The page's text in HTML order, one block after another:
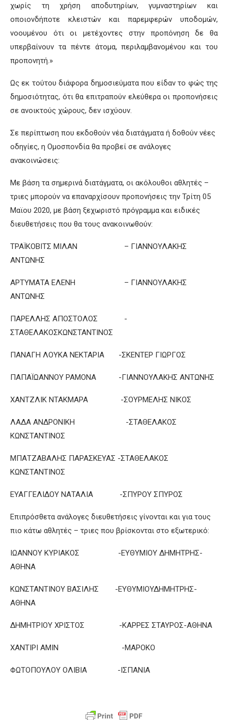
χωρίς τη χρήση αποδυτηρίων, γυμναστηρίων και
οποιονδήποτε κλειστών και παρεμφερών υποδομών,
νοουμένου ότι οι μετέχοντες στην προπόνηση δε θα
υπερβαίνουν τα πέντε άτομα, περιλαμβανομένου και του
προπονητή.»
Ως εκ τούτου διάφορα δημοσιεύματα που είδαν το φώς της
δημοσιότητας, ότι θα επιτραπούν ελεύθερα οι προπονήσεις
σε ανοικτούς χώρους, δεν ισχύουν.
Σε περίπτωση που εκδοθούν νέα διατάγματα ή δοθούν νέες
οδηγίες, η Ομοσπονδία θα προβεί σε ανάλογες
ανακοινώσεις:
Με βάση τα σημερινά διατάγματα, οι ακόλουθοι αθλητές –
τριες μπορούν να επαναρχίσουν προπονήσεις την Τρίτη 05
Μαϊου 2020, με βάση ξεχωριστό πρόγραμμα και ειδικές
διευθετήσεις που θα τους ανακοινωθούν:
ΤΡΑΪΚΟΒΙΤΣ ΜΙΛΑΝ – ΓΙΑΝΝΟΥΛΑΚΗΣ
ΑΝΤΩΝΗΣ
ΑΡΤΥΜΑΤΑ ΕΛΕΝΗ – ΓΙΑΝΝΟΥΛΑΚΗΣ
ΑΝΤΩΝΗΣ
ΠΑΡΕΛΛΗΣ ΑΠΟΣΤΟΛΟΣ -
ΣΤΑΘΕΛΑΚΟΣΚΩΝΣΤΑΝΤΙΝΟΣ
ΠΑΝΑΓΗ ΛΟΥΚΑ ΝΕΚΤΑΡΙΑ -ΣΚΕΝΤΕΡ ΓΙΩΡΓΟΣ
ΠΑΠΑΪΩΑΝΝΟΥ ΡΑΜΟΝΑ -ΓΙΑΝΝΟΥΛΑΚΗΣ ΑΝΤΩΝΗΣ
ΧΑΝΤΖΛΙΚ ΝΤΑΚΜΑΡΑ -ΣΟΥΡΜΕΛΗΣ ΝΙΚΟΣ
ΛΑΔΑ ΑΝΔΡΟΝΙΚΗ -ΣΤΑΘΕΛΑΚΟΣ
ΚΩΝΣΤΑΝΤΙΝΟΣ
ΜΠΑΤΖΑΒΑΛΗΣ ΠΑΡΑΣΚΕΥΑΣ -ΣΤΑΘΕΛΑΚΟΣ
ΚΩΝΣΤΑΝΤΙΝΟΣ
ΕΥΑΓΓΕΛΙΔΟΥ ΝΑΤΑΛΙΑ -ΣΠΥΡΟΥ ΣΠΥΡΟΣ
Επιπρόσθετα ανάλογες διευθετήσεις γίνονται και για τους
πιο κάτω αθλητές – τριες που βρίσκονται στο εξωτερικό:
ΙΩΑΝΝΟΥ ΚΥΡΙΑΚΟΣ -ΕΥΘΥΜΙΟΥ ΔΗΜΗΤΡΗΣ-
ΑΘΗΝΑ
ΚΩΝΣΤΑΝΤΙΝΟΥ ΒΑΣΙΛΗΣ -ΕΥΘΥΜΙΟΥΔΗΜΗΤΡΗΣ-
ΑΘΗΝΑ
ΔΗΜΗΤΡΙΟΥ ΧΡΙΣΤΟΣ -ΚΑΡΡΕΣ ΣΤΑΥΡΟΣ-ΑΘΗΝΑ
ΧΑΝΤΙΡΙ ΑΜΙΝ -ΜΑΡΟΚΟ
ΦΩΤΟΠΟΥΛΟΥ ΟΛΙΒΙΑ -ΙΣΠΑΝΙΑ